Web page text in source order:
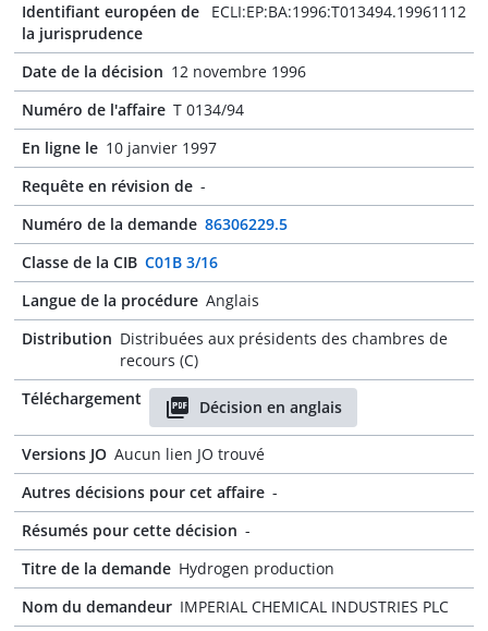
Identifiant européen de
la jurisprudence
ECLI:EP:BA:1996:T013494.19961112
Date de la décision 12 novembre 1996
Numéro de l'affaire T 0134/94
En ligne le 10 janvier 1997
Requête en révision de -
Numéro de la demande 86306229.5
Classe de la CIB C01B 3/16
Langue de la procédure Anglais
Distribution Distribuées aux présidents des chambres de
recours (C)
Téléchargement
Décision en anglais
Versions JO Aucun lien JO trouvé
Autres décisions pour cet affaire -
Résumés pour cette décision -
Titre de la demande Hydrogen production
Nom du demandeur IMPERIAL CHEMICAL INDUSTRIES PLC